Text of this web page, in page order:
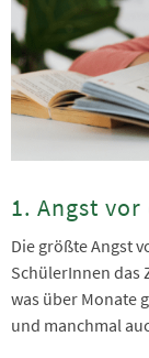
1. Angst
Die größte Angst
SchülerInnen das
was über Monate
und manchmal